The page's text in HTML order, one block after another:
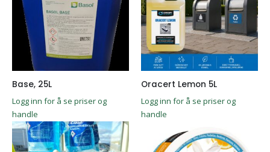
Base, 25L
Logg inn for å se priser og
handle
Oracert Lemon 5L
Logg inn for å se priser og
handle